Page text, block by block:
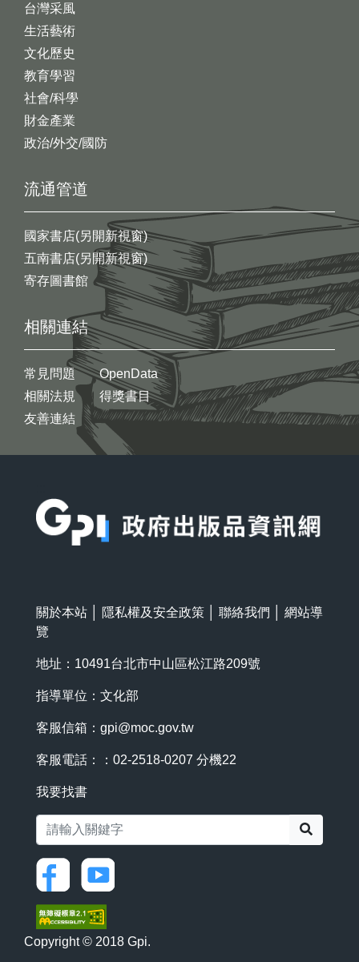
台灣采風
生活藝術
文化歷史
教育學習
社會/科學
財金產業
政治/外交/國防
流通管道
國家書店(另開新視窗)
五南書店(另開新視窗)
寄存圖書館
相關連結
常見問題
相關法規
友善連結
OpenData
得獎書目
關於本站 隱私權及安全政策 聯絡我們
網站導
覽
地址：10491台北市中山區松江路209號
指導單位：文化部
客服信箱： gpi@moc.gov.tw
客服電話：：02-2518-0207 分機22
我要找書
Copyright © 2018 Gpi.